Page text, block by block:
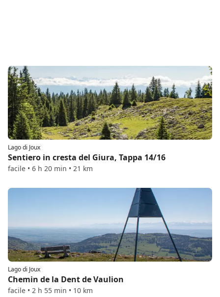
Lago di Joux
Sentiero in cresta del Giura, Tappa 14/16
facile • 6 h 20 min • 21 km
Lago di Joux
Chemin de la Dent de Vaulion
facile • 2 h 55 min • 10 km